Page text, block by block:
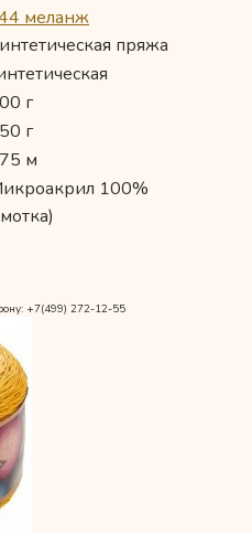
меланж
пряжа
г
г
м
100%
+7(499) 272-12-55